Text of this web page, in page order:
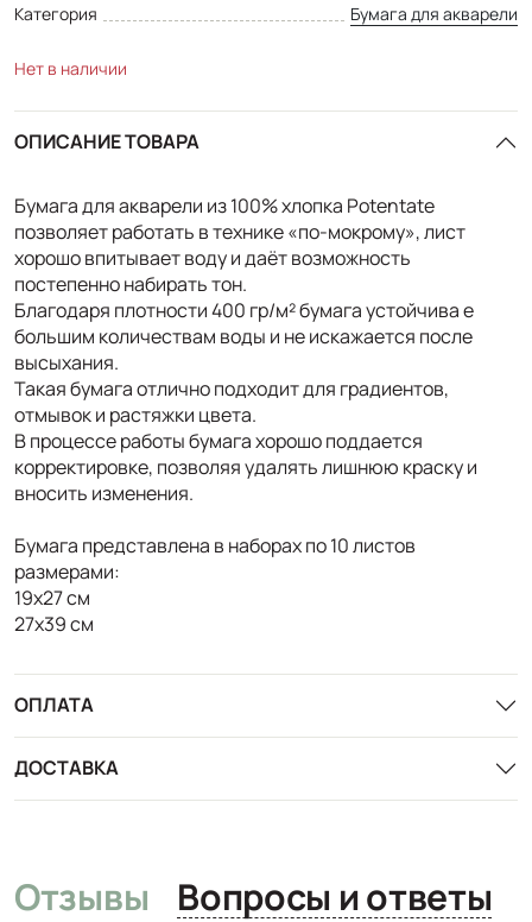
Категория
Бумага для акварели
Нет в наличии
ОПИСАНИЕ ТОВАРА
Бумага для акварели из 100% хлопка Potentate
позволяет работать в технике «по-мокрому», лист
хорошо впитывает воду и даёт возможность
постепенно набирать тон.
Благодаря плотности 400 гр/м² бумага устойчива е
большим количествам воды и не искажается после
высыхания.
Такая бумага отлично подходит для градиентов,
отмывок и растяжки цвета.
В процессе работы бумага хорошо поддается
корректировке, позволяя удалять лишнюю краску и
вносить изменения.
Бумага представлена в наборах по 10 листов
размерами:
19x27 см
27x39 см
ОПЛАТА
ДОСТАВКА
Отзывы Вопросы и ответы